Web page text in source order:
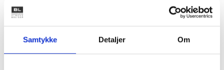
Samtykke Detaljer Om
Hvis forslaget vedtages, vil alle kommuner skulle danne
opgaven bliver dermed momspligtig for alle.